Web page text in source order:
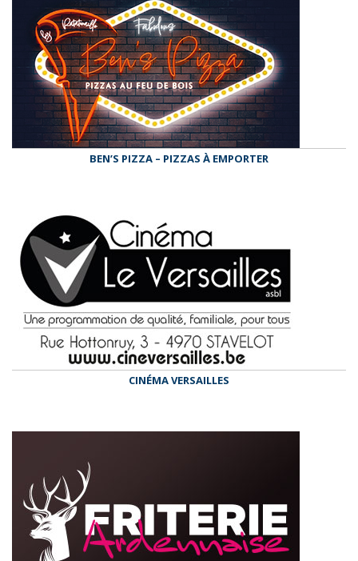
BEN’S PIZZA – PIZZAS À EMPORTER
CINÉMA VERSAILLES